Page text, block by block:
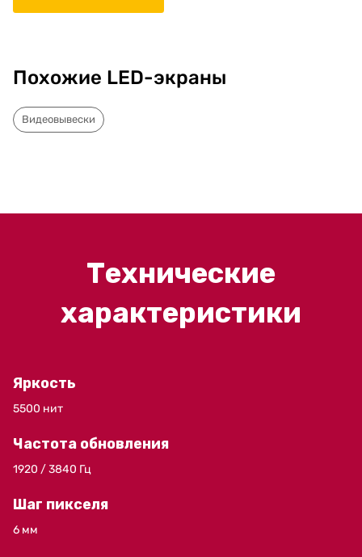
Похожие LED-экраны
Видеовывески
Технические
характеристики
Яркость
5500 нит
Частота обновления
1920 / 3840 Гц
Шаг пикселя
6 мм